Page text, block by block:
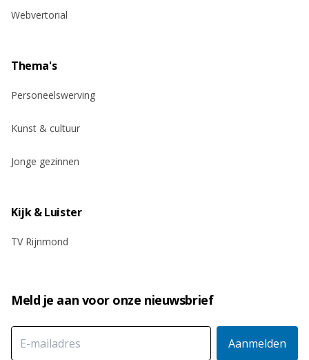
Webvertorial
Thema's
Personeelswerving
Kunst & cultuur
Jonge gezinnen
Kijk & Luister
TV Rijnmond
Meld je aan voor onze nieuwsbrief